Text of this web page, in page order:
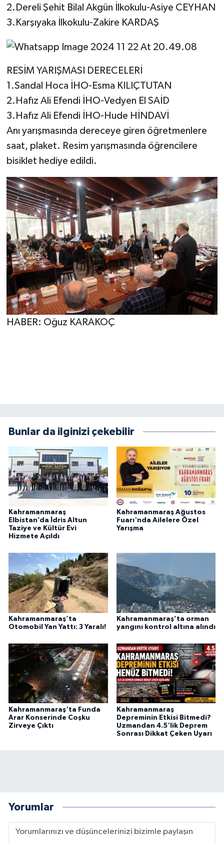
2.Dereli Şehit Bilal Akgün İlkokulu-Asiye CEYHAN
3.Karşıyaka İlkokulu-Zakire KARDAŞ
RESİM YARIŞMASI DERECELERİ
1.Sandal Hoca İHO-Esma KILIÇTUTAN
2.Hafız Ali Efendi İHO-Vedyen El SAİD
3.Hafız Ali Efendi İHO-Hude HİNDAVİ
Anı yarışmasında dereceye giren öğretmenlere
saat, plaket. Resim yarışmasında öğrencilere
bisiklet hediye edildi.
HABER: Oğuz KARAKOÇ
Bunlar da ilginizi çekebilir
Kahramanmaraş
Elbistan’da İdris Altun
Taziye ve Kültür Evi
Hizmete Açıldı
Kahramanmaraş Ağustos
Fuarı'nda Ailelere Özel
Yarışma
Kahramanmaraş’ta
Otomobil Yan Yattı: 3 Yaralı!
Kahramanmaraş’ta orman
yangını kontrol altına alındı
Kahramanmaraş'ta Funda
Arar Konserinde Coşku
Zirveye Çıktı
Kahramanmaraş
Depreminin Etkisi Bitmedi?
Uzmandan 4.5'lik Deprem
Sonrası Dikkat Çeken Uyarı
Yorumlar